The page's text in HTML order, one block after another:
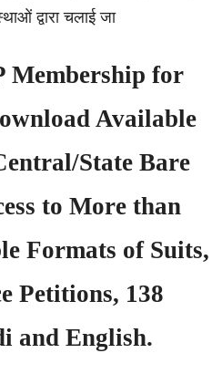
द्वारा चलाई जा
Membership for
Available
State Bare
to More than
Formats of Suits,
Petitions, 138
and English.